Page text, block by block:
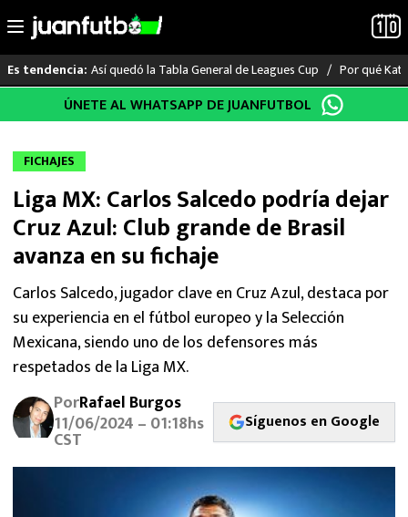
al
Es tendencia: Así quedó la Tabla General de Leagues Cup Por qué
LO ÚLTIMO
LIGA MX
RAYADOS
PUMAS
ATLANTE
SELECCIÓN MEXICANA
FUTBOL INTERNACIONAL
MEXICANOS EN EL EXTRANJERO
FUTBOL ESTUFA
ÚNETE AL WHATSAPP DE JUANFUTBOL
FICHAJES
Liga MX: Carlos Salcedo podría dejar
Cruz Azul: Club grande de Brasil
avanza en su fichaje
Carlos Salcedo, jugador clave en Cruz Azul, destaca por
su experiencia en el fútbol europeo y la Selección
Mexicana, siendo uno de los defensores más
respetados de la Liga MX.
PorRafael Burgos
11/06/2024 – 01:18hs
CST
Síguenos en Google